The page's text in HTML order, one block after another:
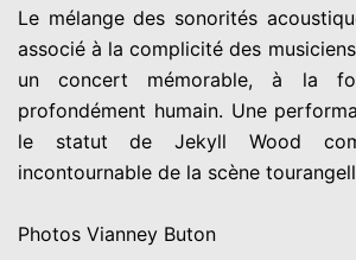
Le mélange des sonorités
associé à la complicité des
un concert mémorable, à la
profondément humain. Une
le statut de Jekyll Wood
incontournable de la scène
Photos Vianney Buton